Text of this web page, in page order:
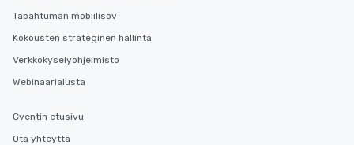
Tapahtuman mobiilisov
Kokousten strateginen hallinta
Verkkokyselyohjelmisto
Webinaarialusta
Cventin etusivu
Ota yhteyttä